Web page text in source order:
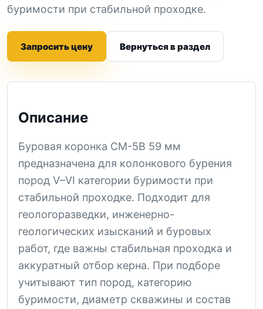
буримости при стабильной проходке.
Запросить цену Вернуться в раздел
Описание
Буровая коронка СМ-5В 59 мм
предназначена для колонкового бурения
пород V–VI категории буримости при
стабильной проходке. Подходит для
геологоразведки, инженерно-
геологических изысканий и буровых
работ, где важны стабильная проходка и
аккуратный отбор керна. При подборе
учитывают тип пород, категорию
буримости, диаметр скважины и состав